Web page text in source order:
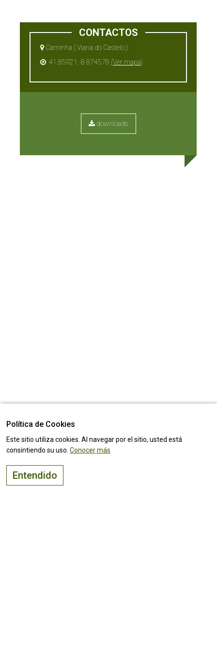
CONTACTOS
Caminha ( Viana do Castelo )
41.85921,-8.874578 (Ver mapa)
downloads
Política de Cookies
Este sitio utiliza cookies. Al navegar por el sitio, usted está
consintiendo su uso. Conocer más
Entendido